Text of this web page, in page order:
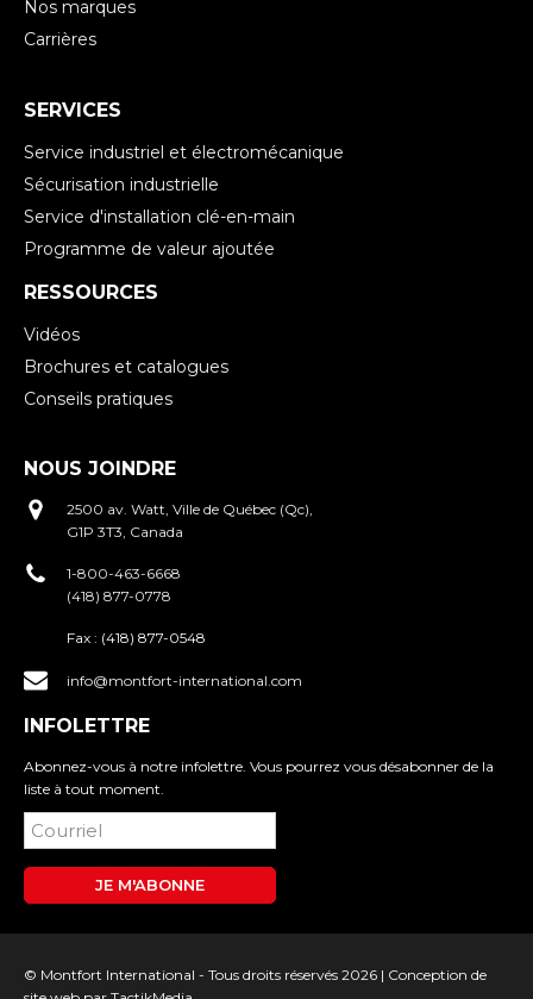
Nos marques
Carrières
SERVICES
Service industriel et électromécanique
Sécurisation industrielle
Service d'installation clé-en-main
Programme de valeur ajoutée
RESSOURCES
Vidéos
Brochures et catalogues
Conseils pratiques
NOUS JOINDRE
2500 av. Watt, Ville de Québec (Qc),
G1P 3T3, Canada
1-800-463-6668
(418) 877-0778
Fax : (418) 877-0548
info@montfort-international.com
INFOLETTRE
Abonnez-vous à notre infolettre. Vous pourrez vous désabonner de la
liste à tout moment.
JE M'ABONNE
© Montfort International - Tous droits réservés 2026 | Conception de